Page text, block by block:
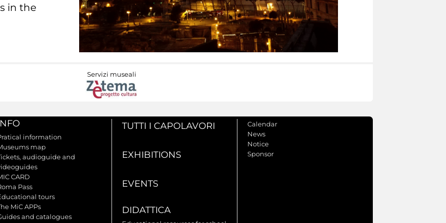
in the
Servizi museali
information
map
audioguide and
CARD
Pass
tours
MiC APPs
and catalogues
TUTTI I CAPOLAVORI
EXHIBITIONS
EVENTS
DIDATTICA
Calendar
News
Notice
Sponsor